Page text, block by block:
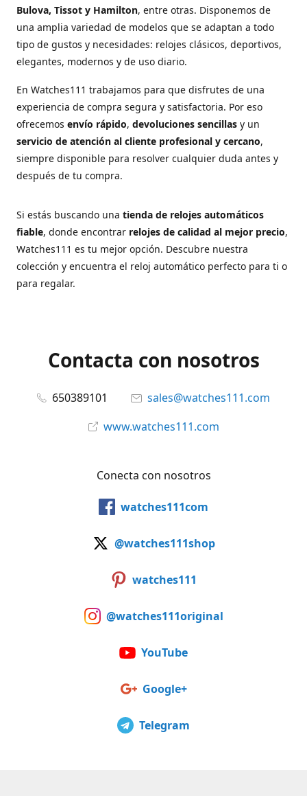
Bulova, Tissot y Hamilton, entre otras. Disponemos de
una amplia variedad de modelos que se adaptan a todo
tipo de gustos y necesidades: relojes clásicos, deportivos,
elegantes, modernos y de uso diario.
En Watches111 trabajamos para que disfrutes de una
experiencia de compra segura y satisfactoria. Por eso
ofrecemos envío rápido, devoluciones sencillas y un
servicio de atención al cliente profesional y cercano,
siempre disponible para resolver cualquier duda antes y
después de tu compra.
Si estás buscando una tienda de relojes automáticos
fiable, donde encontrar relojes de calidad al mejor precio,
Watches111 es tu mejor opción. Descubre nuestra
colección y encuentra el reloj automático perfecto para ti o
para regalar.
Contacta con nosotros
650389101
sales@watches111.com
www.watches111.com
Conecta con nosotros
watches111com
@watches111shop
watches111
@watches111original
YouTube
Google+
Telegram